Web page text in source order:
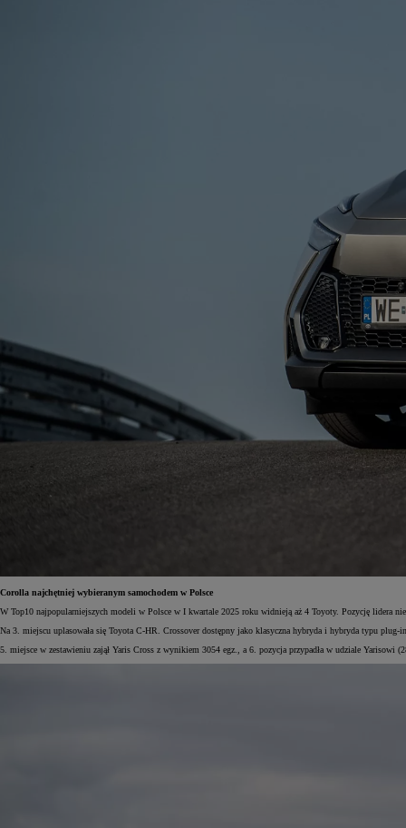
Corolla najchętniej wybieranym samochodem w Polsce
W Top10 najpopularniejszych modeli w Polsce w I kwartale 2025 roku widnieją aż 4 Toyoty. Pozycję lidera
Na 3. miejscu uplasowała się Toyota C-HR. Crossover dostępny jako klasyczna hybryda i hybryda typu
5. miejsce w zestawieniu zajął Yaris Cross z wynikiem 3054 egz., a 6. pozycja przypadła w udziale Yarisowi